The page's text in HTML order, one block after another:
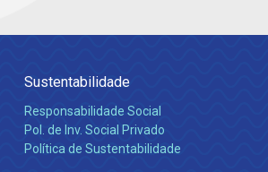
Sustentabilidade
Responsabilidade Social
Pol. de Inv. Social Privado
Política de Sustentabilidade